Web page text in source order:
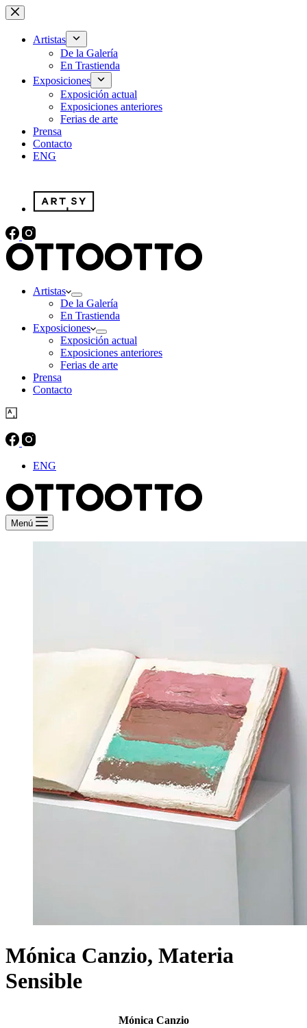
Saltar
al
contenidoArtistas
De la Galería
En Trastienda
Exposiciones
Exposición actual
Exposiciones anteriores
Ferias de arte
Prensa
Contacto
ENG
Artistas
De la Galería
En Trastienda
Exposiciones
Exposición actual
Exposiciones anteriores
Ferias de arte
Prensa
Contacto
ENG
Menú
Mónica Canzio, Materia
Sensible
Mónica Canzio